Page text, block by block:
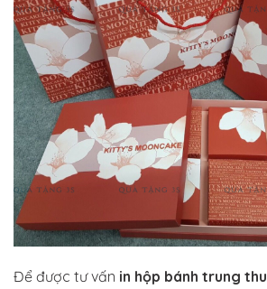
Để được tư vấn in hộp bánh trung thu